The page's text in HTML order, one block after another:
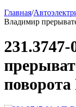
Главная/
Владимир